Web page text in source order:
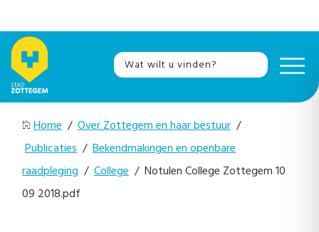
Home / Over Zottegem en haar bestuur /
Publicaties / Bekendmakingen en openbare
raadpleging / College / Notulen College Zottegem 10
09 2018.pdf